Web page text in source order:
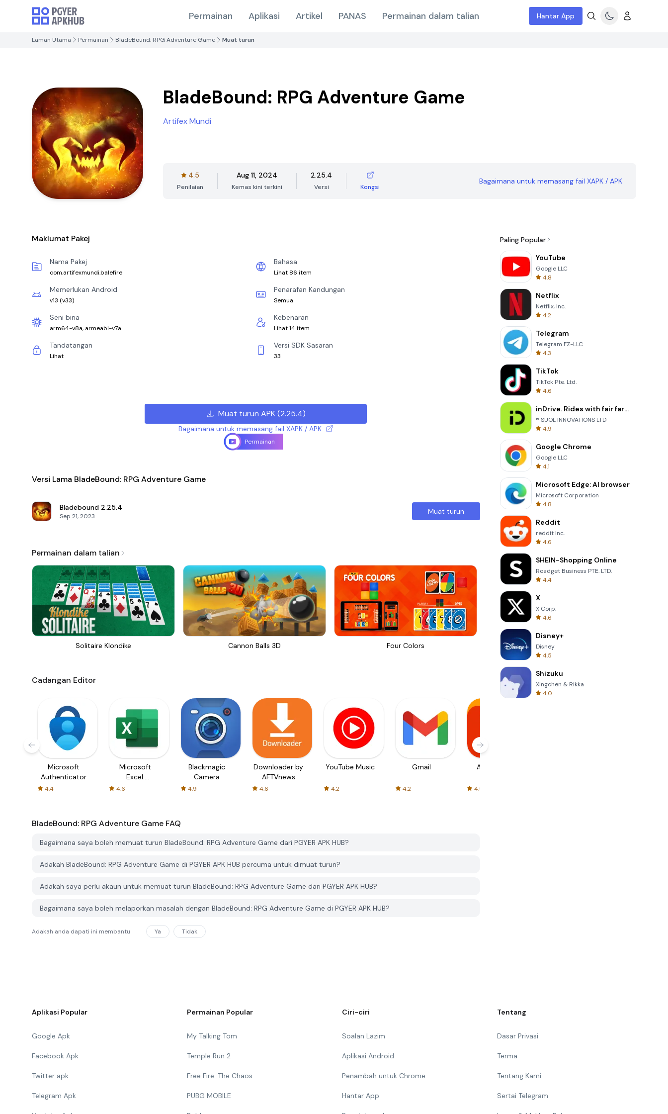
Permainan Aplikasi Artikel PANAS Permainan dalam talian Hantar App
Laman Utama Permainan BladeBound: RPG Adventure Game Muat turun
BladeBound: RPG Adventure Game
Artifex Mundi
4.5
Penilaian
Aug 11, 2024
Kemas kini terkini
2.25.4
Versi Kongsi
Bagaimana untuk memasang fail XAPK / APK
Maklumat Pakej
Nama Pakej
com.artifexmundi.balefire
Bahasa
Lihat 86 item
Memerlukan Android
v13 (v33)
Penarafan Kandungan
Semua
Seni bina
arm64-v8a, armeabi-v7a
Kebenaran
Lihat 14 item
Tandatangan
Lihat
Versi SDK Sasaran
33
Muat turun APK(2.25.4)
Bagaimana untuk memasang fail XAPK / APK
Permainan
Versi Lama BladeBound: RPG Adventure Game
Bladebound 2.25.4
Sep 21, 2023
Muat turun
Permainan dalam talian
Solitaire Klondike Cannon Balls 3D Four Colors One Stroke
Cadangan Editor
Microsoft
Authenticator
4.4
Microsoft
Excel:
Spreadsheets
4.6
Blackmagic
Camera
4.9
Downloader by
AFTVnews
4.6
YouTube Music
4.2
Gmail
4.2
AliExpress
4.5
BladeBound: RPG Adventure Game FAQ
Bagaimana saya boleh memuat turun BladeBound: RPG Adventure Game dari PGYER APK HUB?
Adakah BladeBound: RPG Adventure Game di PGYER APK HUB percuma untuk dimuat turun?
Adakah saya perlu akaun untuk memuat turun BladeBound: RPG Adventure Game dari PGYER APK HUB?
Bagaimana saya boleh melaporkan masalah dengan BladeBound: RPG Adventure Game di PGYER APK HUB?
Adakah anda dapati ini membantu Ya Tidak
Paling Popular
YouTube
Google LLC
4.8
Netflix
Netflix, Inc.
4.2
Telegram
Telegram FZ-LLC
4.3
TikTok
TikTok Pte. Ltd.
4.6
inDrive. Rides with fair fares
® SUOL INNOVATIONS LTD
4.9
Google Chrome
Google LLC
4.1
Microsoft Edge: AI browser
Microsoft Corporation
4.8
Reddit
reddit Inc.
4.6
SHEIN-Shopping Online
Roadget Business PTE. LTD.
4.4
X
X Corp.
4.6
Disney+
Disney
4.5
Shizuku
Xingchen & Rikka
4.0
Aplikasi Popular
Google Apk
Facebook Apk
Twitter apk
Telegram Apk
Permainan Popular
My Talking Tom
Temple Run 2
Free Fire: The Chaos
PUBG MOBILE
Ciri-ciri
Soalan Lazim
Aplikasi Android
Penambah untuk Chrome
Hantar App
Tentang
Dasar Privasi
Terma
Tentang Kami
Sertai Telegram